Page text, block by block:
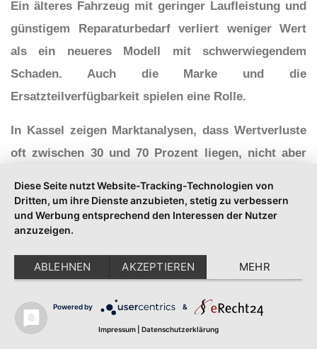
Ein älteres Fahrzeug mit geringer Laufleistung und
günstigem Reparaturbedarf verliert weniger Wert
als ein neueres Modell mit schwerwiegendem
Schaden. Auch die Marke und die
Ersatzteilverfügbarkeit spielen eine Rolle.
In Kassel zeigen Marktanalysen, dass Wertverluste
oft zwischen 30 und 70 Prozent liegen, nicht aber
Bewertung ist daher unerlässlich.
Dies hilft Verkäufern, realistische
Preisvorstellungen zu entwickeln und Käufer
können besser kalkulieren.
Wie man den Wertverlust
durch einen Motorschaden
Diese Seite nutzt Website-Tracking-Technologien von
Dritten, um ihre Dienste anzubieten, stetig zu verbessern
und Werbung entsprechend den Interessen der Nutzer
anzuzeigen.
ABLEHNEN AKZEPTIEREN MEHR
Powered by &
Impressum Datenschutzerklärung